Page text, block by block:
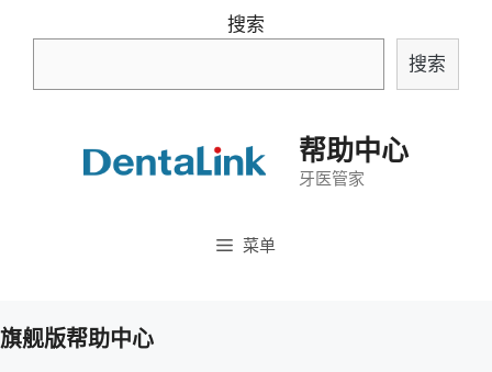
搜索
搜索
帮助中心
牙医管家
菜单
旗舰版帮助中心